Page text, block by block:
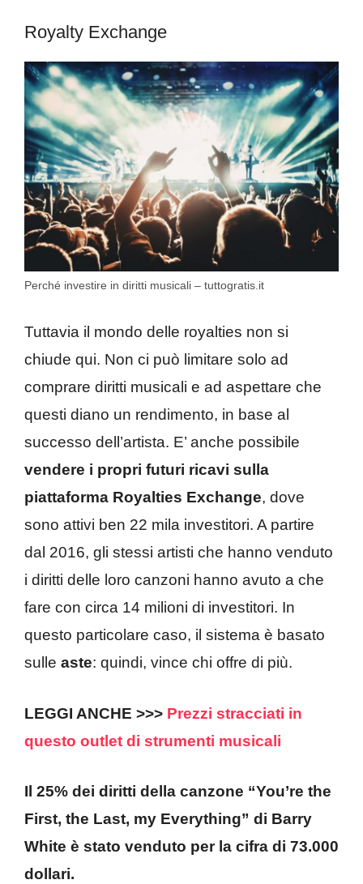
Royalty Exchange
Perché investire in diritti musicali – tuttogratis.it
Tuttavia il mondo delle royalties non si
chiude qui. Non ci può limitare solo ad
comprare diritti musicali e ad aspettare che
questi diano un rendimento, in base al
successo dell’artista. E’ anche possibile
vendere i propri futuri ricavi sulla
piattaforma Royalties Exchange, dove
sono attivi ben 22 mila investitori. A partire
dal 2016, gli stessi artisti che hanno venduto
i diritti delle loro canzoni hanno avuto a che
fare con circa 14 milioni di investitori. In
questo particolare caso, il sistema è basato
sulle aste: quindi, vince chi offre di più.
LEGGI ANCHE >>> Prezzi stracciati in
questo outlet di strumenti musicali
Il 25% dei diritti della canzone “You’re the
First, the Last, my Everything” di Barry
White è stato venduto per la cifra di 73.000
dollari.